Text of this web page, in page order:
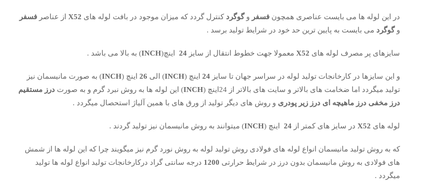
در این لوله ها می بایست عناصری همچون فسفر وگوگرد کنترل گردد که میزان موجود در بافت لوله های X52 از عناصر فسفر
وگوگرد می بایست به پایین ترین حد خود در شرایط تولید برسد .
سایزهای پر مصرف لوله های X52 معمولا جهت خطوط انتقال از سایز اینچ(INCH) به بالا می باشد .
و این سایزها در کارخانجات تولید لوله در سراسر جهان تا سایز 24 اینچ (INCH) الی 26 اینچ (INCH) به صورت مانیسمان نیز
تولید میگردد اما ضخامت های بالاتر و سایت های بالاتر از 24اینچ (
INCH) این لوله ها به روش نبرد گرم و به صورت درز مستقیم
درز مخفی درز ماهیچه ای درز زیر پودری و روش های دیگر تولید از ورق های با همین آلیاژ استحصال میگردد .
لوله های در سایز های کمتر از 24 اینچ (INCH) میتوانند به روش مانیسمان نیز تولید گردند .
که به روش تولید مانیسمان انواع لوله های فولادی روش تولید لوله به روش نورد گرم نیز میگویند چرا که این لوله ها از شمش
های فولادی به روش مانیسمان بدون درز در شرایط حرارتی 1200 درجه سانتی گراد درکارخانجات تولید انواع لوله ها تولید
میگردد .